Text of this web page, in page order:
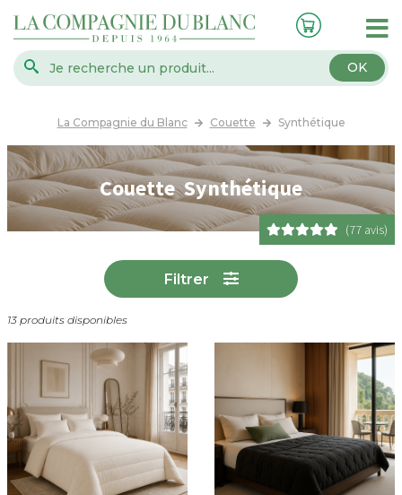
OK
La Compagnie du Blanc Couette Synthétique
Couette Synthétique
(77 avis)
Filtrer
13 produits disponibles